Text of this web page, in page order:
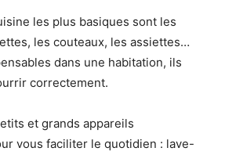
les plus basiques sont les
les couteaux, les assiettes…
dans une habitation, ils
correctement.
et grands appareils
vous faciliter le quotidien : lave-